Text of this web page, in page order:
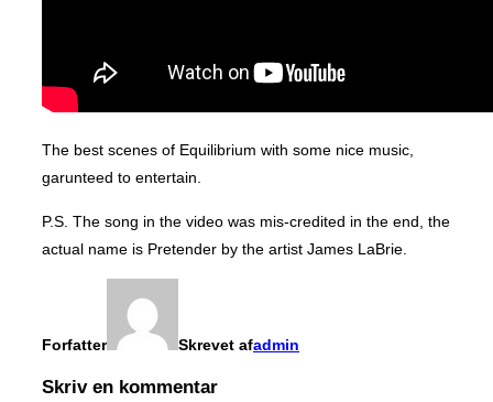
The best scenes of Equilibrium with some nice music,
garunteed to entertain.
P.S. The song in the video was mis-credited in the end, the
actual name is Pretender by the artist James LaBrie.
Forfatter Skrevet afadmin
Skriv en kommentar